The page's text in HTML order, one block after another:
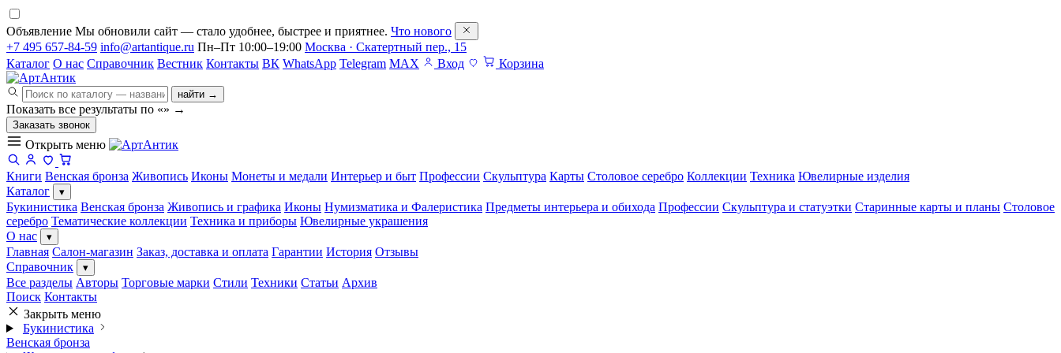
Объявление Мы обновили сайт — стало удобнее, быстрее и приятнее. Что нового
+7 495 657-84-59 info@artantique.ru Пн–Пт 10:00–19:00 Москва · Скатертный пер., 15
Каталог О нас Справочник Вестник Контакты ВК WhatsApp Telegram MAX Вход Корзина
найти →
Показать все результаты по «» →
Заказать звонок
Открыть меню
Книги Венская бронза Живопись Иконы Монеты и медали Интерьер и быт Профессии Скульптура Карты Столовое серебро Коллекции Техника Ювелирные изделия
Каталог
▾
Букинистика Венская бронза Живопись и графика Иконы Нумизматика и Фалеристика Предметы интерьера и обихода Профессии Скульптура и статуэтки Старинные карты и планы Столовое
серебро Тематические коллекции Техника и приборы Ювелирные украшения
О нас
▾
Главная Салон-магазин Заказ, доставка и оплата Гарантии История Отзывы
Справочник
▾
Все разделы Авторы Торговые марки Стили Техники Статьи Архив
Поиск Контакты
Закрыть меню
Букинистика
Венская бронза